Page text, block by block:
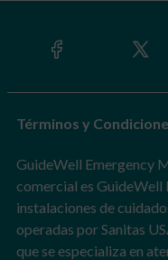
Términos y
GuideWell Emergency
comercial es GuideWell
instalaciones de
operadas por Sanitas
que se especializa en